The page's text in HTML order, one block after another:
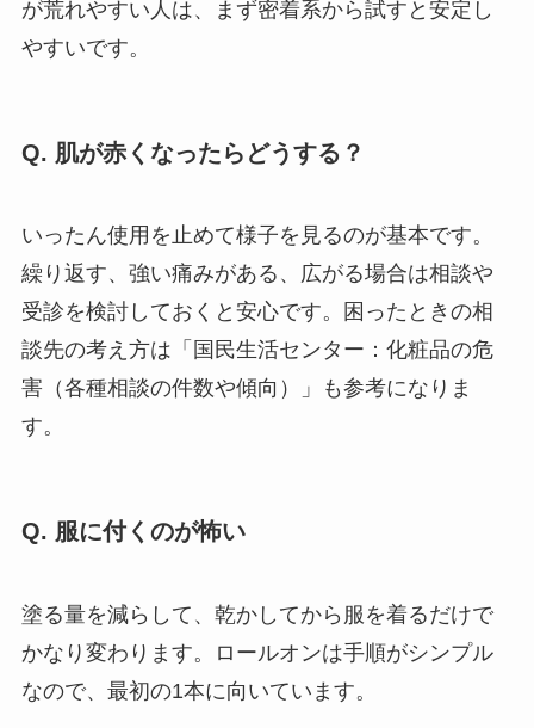
が荒れやすい人は、まず密着系から試すと安定し
やすいです。
Q. 肌が赤くなったらどうする？
いったん使用を止めて様子を見るのが基本です。
繰り返す、強い痛みがある、広がる場合は相談や
受診を検討しておくと安心です。困ったときの相
談先の考え方は「国民生活センター：化粧品の危
害（各種相談の件数や傾向）」も参考になりま
す。
Q. 服に付くのが怖い
塗る量を減らして、乾かしてから服を着るだけで
かなり変わります。ロールオンは手順がシンプル
なので、最初の1本に向いています。